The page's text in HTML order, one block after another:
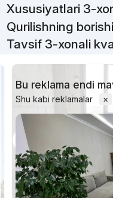
Xususiyatlari 3-
Qurilishning
Tavsif 3-xonali
Bu reklama endi
Shu kabi reklamalar ×